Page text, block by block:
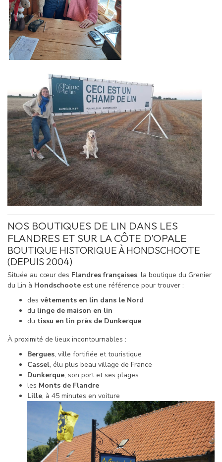
NOS BOUTIQUES DE LIN DANS LES
FLANDRES ET SUR LA CÔTE D’OPALE
BOUTIQUE HISTORIQUE À HONDSCHOOTE
(DEPUIS 2004)
Située au cœur des Flandres françaises, la boutique du Grenier
du Lin à Hondschoote est une référence pour trouver :
des vêtements en lin dans le Nord
du linge de maison en lin
du tissu en lin près de Dunkerque
À proximité de lieux incontournables :
Bergues, ville fortifiée et touristique
Cassel, élu plus beau village de France
Dunkerque, son port et ses plages
les Monts de Flandre
Lille, à 45 minutes en voiture